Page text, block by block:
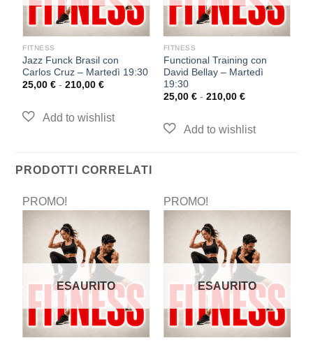
FITNESS
Jazz Funck Brasil con
Carlos Cruz – Martedì 19:30
25,00€ - 210,00€
FITNESS
Functional Training con
David Bellay – Martedì
19:30
25,00 € - 210,00 €
PRODOTTI CORRELATI
PROMO!
ESAURITO
PROMO!
ESAURITO